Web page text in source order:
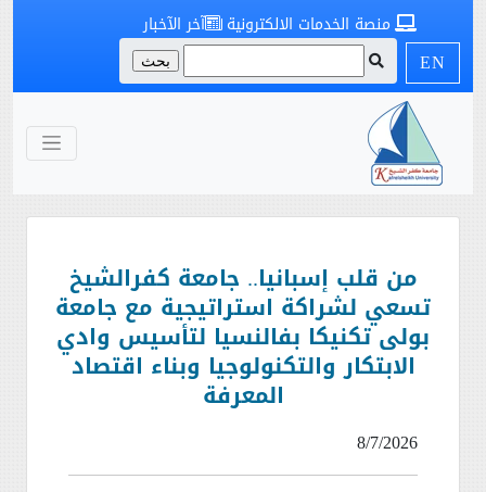
آخر الآخبار منصة الخدمات الالكترونية
EN
من قلب إسبانيا.. جامعة كفرالشيخ
تسعي لشراكة استراتيجية مع جامعة
بولى تكنيكا بفالنسيا لتأسيس وادي
الابتكار والتكنولوجيا وبناء اقتصاد
المعرفة
8/7/2026